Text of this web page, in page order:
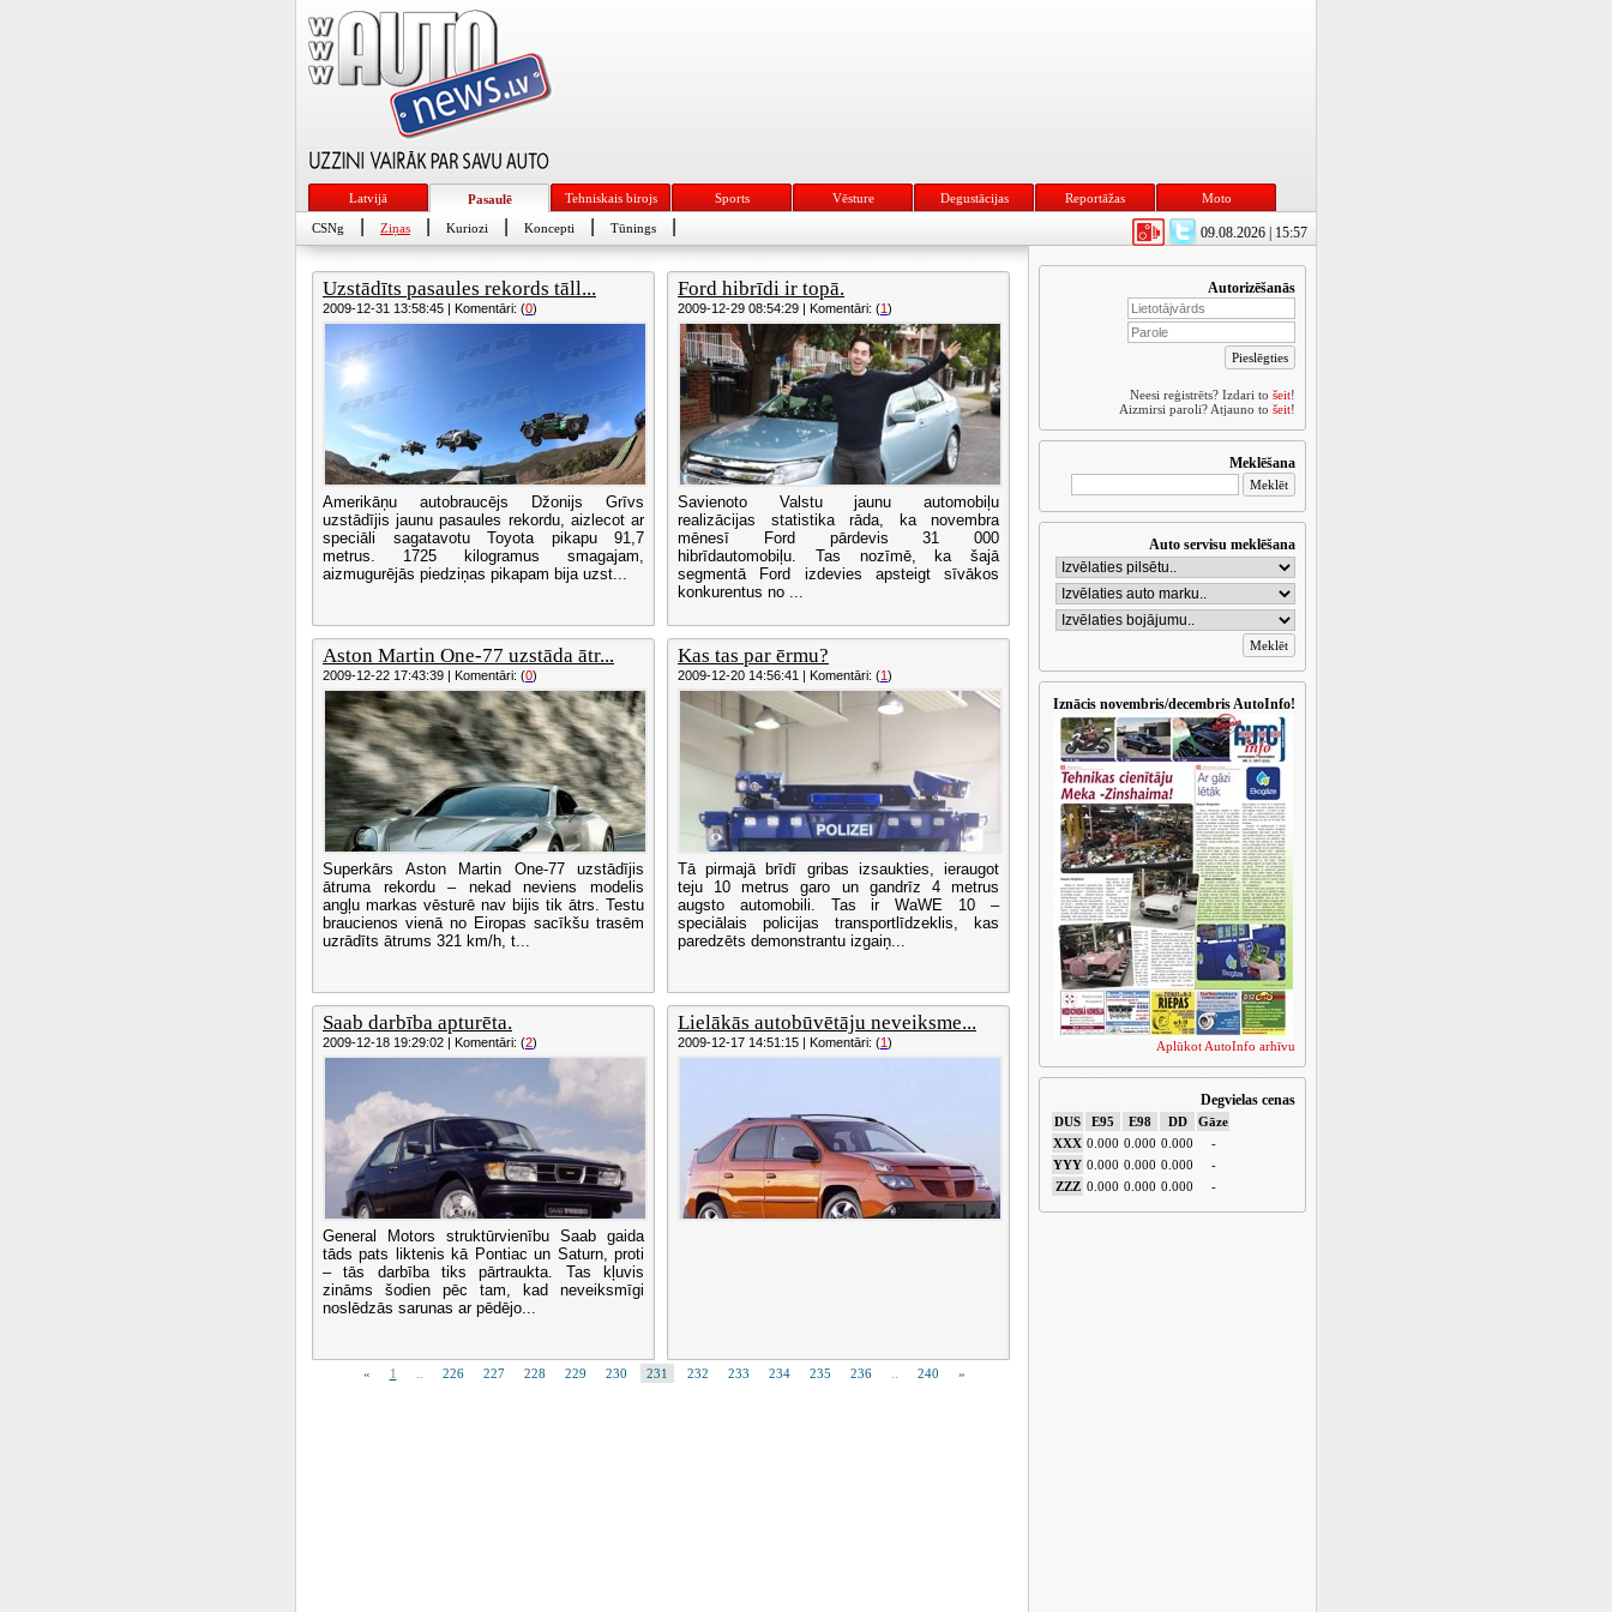
Latvijā Pasaulē Tehniskais birojs Sports Vēsture Degustācijas Reportāžas Moto
09.08.2026 | 15:57
CSNg Ziņas Kuriozi Koncepti Tūnings
Uzstādīts pasaules rekords tāll...
2009-12-31 13:58:45 | Komentāri: (0)
Amerikāņu autobraucējs Džonijs Grīvs
uzstādījis jaunu pasaules rekordu, aizlecot ar
speciāli sagatavotu Toyota pikapu 91,7
metrus. 1725 kilogramus smagajam,
aizmugurējās piedziņas pikapam bija uzst...
Ford hibrīdi ir topā.
2009-12-29 08:54:29 | Komentāri: (1)
Savienoto Valstu jaunu automobiļu
realizācijas statistika rāda, ka novembra
mēnesī Ford pārdevis 31 000
hibrīdautomobiļu. Tas nozīmē, ka šajā
segmentā Ford izdevies apsteigt sīvākos
konkurentus no ...
Aston Martin One-77 uzstāda ātr...
2009-12-22 17:43:39 | Komentāri: (0)
Superkārs Aston Martin One-77 uzstādījis
ātruma rekordu – nekad neviens modelis
angļu markas vēsturē nav bijis tik ātrs. Testu
braucienos vienā no Eiropas sacīkšu trasēm
uzrādīts ātrums 321 km/h, t...
Kas tas par ērmu?
2009-12-20 14:56:41 | Komentāri: (1)
Tā pirmajā brīdī gribas izsaukties, ieraugot
teju 10 metrus garo un gandrīz 4 metrus
augsto automobili. Tas ir WaWE 10 –
speciālais policijas transportlīdzeklis, kas
paredzēts demonstrantu izgaiņ...
Saab darbība apturēta.
2009-12-18 19:29:02 | Komentāri: (2)
General Motors struktūrvienību Saab gaida
tāds pats liktenis kā Pontiac un Saturn, proti
– tās darbība tiks pārtraukta. Tas kļuvis
zināms šodien pēc tam, kad neveiksmīgi
noslēdzās sarunas ar pēdējo...
Lielākās autobūvētāju neveiksme...
2009-12-17 14:51:15 | Komentāri: (1)
« 1 226 227 228 229 230 231 232 233 234 235 236 240 »
Autorizēšanās
Neesi reģistrēts? Izdari to šeit!
Aizmirsi paroli? Atjauno to šeit!
Meklēšana
Auto servisu meklēšana
Iznācis novembris/decembris AutoInfo!
Aplūkot AutoInfo arhīvu
Degvielas cenas
DUS E95 E98 DD
Gāze
XXX 0.000 0.000 0.000
-
YYY 0.000 0.000 0.000
-
ZZZ 0.000 0.000 0.000 -